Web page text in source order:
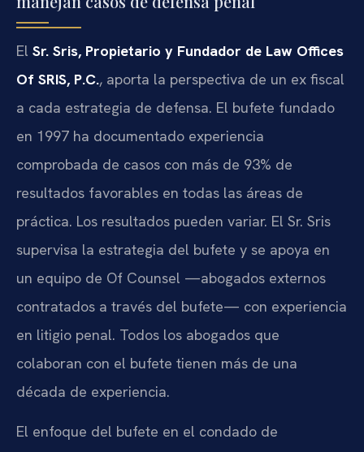
El Sr. Sris, Propietario y Fundador de Law Offices
Of SRIS, P.C., aporta la perspectiva de un ex fiscal
a cada estrategia de defensa. El bufete fundado
en 1997 ha documentado experiencia
comprobada de casos con más de 93% de
resultados favorables en todas las áreas de
práctica. Los resultados pueden variar. El Sr. Sris
supervisa la estrategia del bufete y se apoya en
un equipo de Of Counsel —abogados externos
contratados a través del bufete— con experiencia
en litigio penal. Todos los abogados que
colaboran con el bufete tienen más de una
década de experiencia.
El enfoque del bufete en el condado de